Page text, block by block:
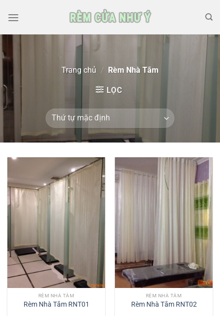
Trang chủ / Rèm Nhà Tắm
LỌC
RÈM NHÀ TẮM
Rèm Nhà Tắm RNT01
RÈM NHÀ TẮM
Rèm Nhà Tắm RNT02